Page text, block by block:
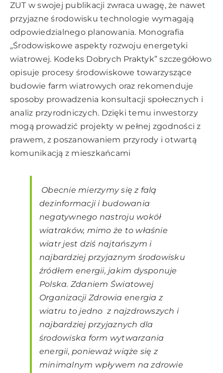
ZUT w swojej publikacji zwraca uwagę, że nawet
przyjazne środowisku technologie wymagają
odpowiedzialnego planowania. Monografia
„Środowiskowe aspekty rozwoju energetyki
wiatrowej. Kodeks Dobrych Praktyk” szczegółowo
opisuje procesy środowiskowe towarzyszące
budowie farm wiatrowych oraz rekomenduje
sposoby prowadzenia konsultacji społecznych i
analiz przyrodniczych. Dzięki temu inwestorzy
mogą prowadzić projekty w pełnej zgodności z
prawem, z poszanowaniem przyrody i otwartą
komunikacją z mieszkańcami
Obecnie mierzymy się z falą
dezinformacji i budowania
negatywnego nastroju wokół
wiatraków, mimo że to właśnie
wiatr jest dziś najtańszym i
najbardziej przyjaznym środowisku
źródłem energii, jakim dysponuje
Polska. Zdaniem Światowej
Organizacji Zdrowia energia z
wiatru to jedno z najzdrowszych i
najbardziej przyjaznych dla
środowiska form wytwarzania
energii, ponieważ wiąże się z
minimalnym wpływem na zdrowie